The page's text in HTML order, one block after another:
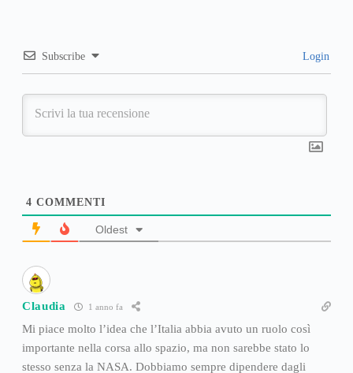
Subscribe Login
4 COMMENTI
Oldest
Claudia 1 anno fa
Mi piace molto l’idea che l’Italia abbia avuto un ruolo così
importante nella corsa allo spazio, ma non sarebbe stato lo
stesso senza la NASA. Dobbiamo sempre dipendere dagli